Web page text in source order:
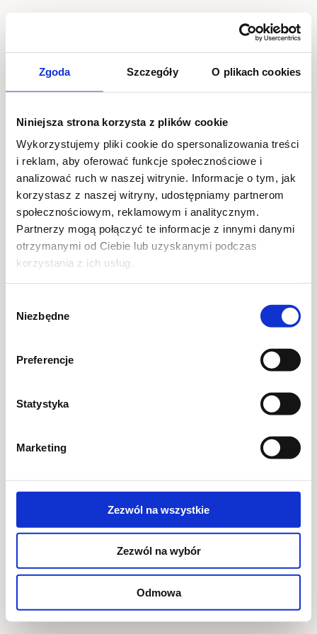
Zgoda Szczegóły O plikach cookies
Niniejsza strona korzysta z plików cookie
Wykorzystujemy pliki cookie do spersonalizowania treści
i reklam, aby oferować funkcje społecznościowe i
analizować ruch w naszej witrynie. Informacje o tym, jak
korzystasz z naszej witryny, udostępniamy partnerom
społecznościowym, reklamowym i analitycznym.
Partnerzy mogą połączyć te informacje z innymi danymi
otrzymanymi od Ciebie lub uzyskanymi podczas
korzystania z ich usług.
zgody
Niezbędne
Preferencje
Statystyka
Marketing
Zezwól na wszystkie
Zezwól na wybór
Odmowa
Application Error
at To (https://www.prohairlab.pl/assets/
at ah (https://www.prohairlab.pl/assets/
at Oy (https://www.prohairlab.pl/assets/
at na (https://www.prohairlab.pl/assets/
at th (https://www.prohairlab.pl/assets/
at eh (https://www.prohairlab.pl/assets/
at MessagePort.ae (https://